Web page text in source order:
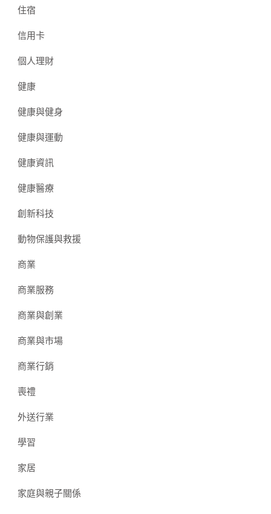
住宿
信用卡
個人理財
健康
健康與健身
健康與運動
健康資訊
健康醫療
創新科技
動物保護與救援
商業
商業服務
商業與創業
商業與市場
商業行銷
喪禮
外送行業
學習
家居
家庭與親子關係